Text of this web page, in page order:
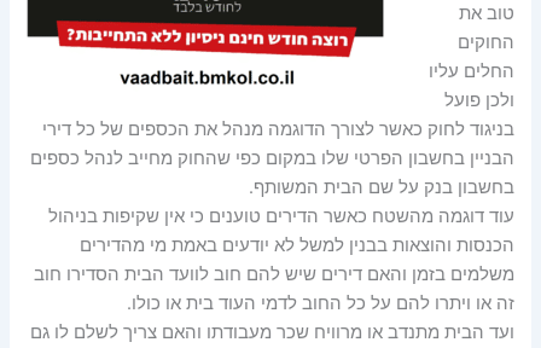
טוב את
החוקים
החלים עליו
ולכן פועל
בניגוד לחוק כאשר לצורך הדוגמה מנהל את הכספים של כל דירי
הבניין בחשבון הפרטי שלו במקום כפי שהחוק מחייב לנהל כספים
בחשבון בנק על שם הבית המשותף.
עוד דוגמה מהשטח כאשר הדירים טוענים כי אין שקיפות בניהול
הכנסות והוצאות בבנין למשל לא יודעים באמת מי מהדירים
משלמים בזמן והאם דירים שיש להם חוב לוועד הבית הסדירו חוב
זה או ויתרו להם על כל החוב לדמי העוד בית או כולו.
ועד הבית מתנדב או מרוויח שכר מעבודתו והאם צריך לשלם לו גם